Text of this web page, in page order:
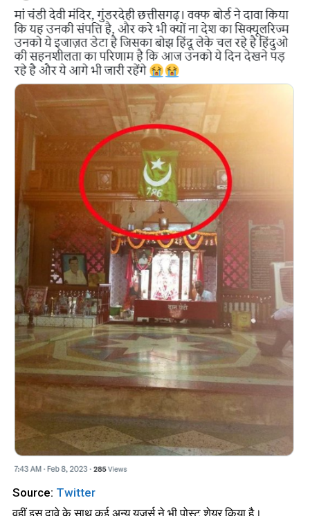
Source: Twitter
वहीं इस दावे के साथ कई अन्य यूजर्स ने भी पोस्ट शेयर किया है।